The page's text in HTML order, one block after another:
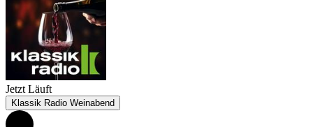
Jetzt Läuft
Klassik Radio Weinabend